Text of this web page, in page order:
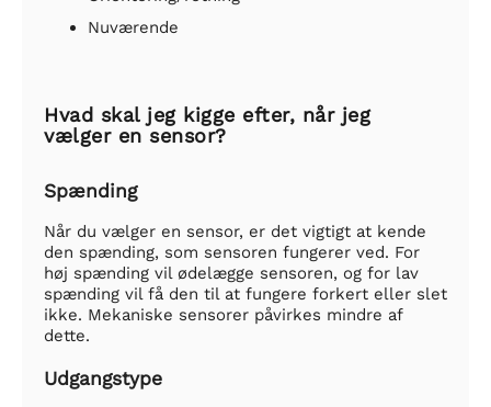
Nuværende
Hvad skal jeg kigge efter, når jeg
vælger en sensor?
Spænding
Når du vælger en sensor, er det vigtigt at kende
den spænding, som sensoren fungerer ved. For
høj spænding vil ødelægge sensoren, og for lav
spænding vil få den til at fungere forkert eller slet
ikke. Mekaniske sensorer påvirkes mindre af
dette.
Udgangstype